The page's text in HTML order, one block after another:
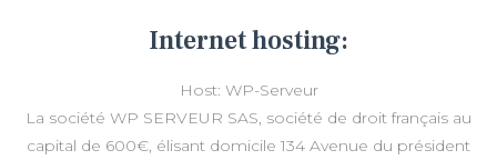
Internet hosting:
Host: WP-Serveur
La société WP SERVEUR SAS, société de droit français au
capital de 600€, élisant domicile 134 Avenue du président